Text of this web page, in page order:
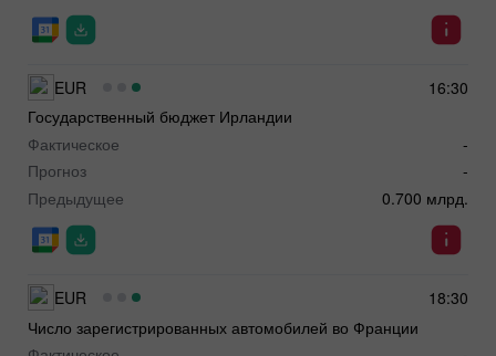
16:30
EUR
Государственный бюджет Ирландии
Фактическое
-
Прогноз
-
Предыдущее
0.700 млрд.
18:30
EUR
Число зарегистрированных автомобилей во Франции